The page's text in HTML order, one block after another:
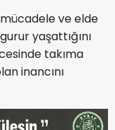
mücadele ve elde
yaşattığını
takıma
inancını